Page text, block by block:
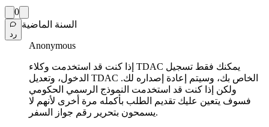
0
رد
السنة الماضية
Anonymous
إذا كنت قد استخدمت وكلاء TDAC يمكنك فقط تسجيل
الدخول، وتعديل TDAC الخاص بك، وسيتم إعادة إصداره لك.
ولكن إذا كنت قد استخدمت النموذج الرسمي الحكومي
فسوف يتعين عليك تقديم الطلب بأكمله مرة أخرى لأنهم لا
يسمحون بتحرير رقم جواز السفر.